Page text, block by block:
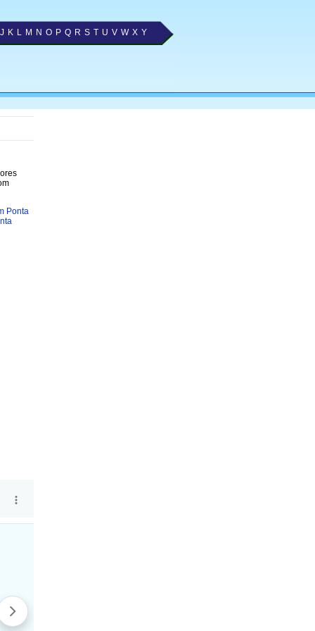
J K L M N O P Q R S T U V W X Y
Ponta